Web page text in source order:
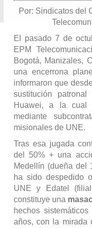
Por: Sindicatos del
El pasado 7 de
EPM
Bogotá, Manizales,
una encerrona
informaron que
sustitución
Huawei, a la cual
mediante
misionales de UNE.
Tras esa jugada
del 50% + una
Medellín (dueña del
ha sido despedido
UNE y Edatel
constituye una
hechos
años, con la mirada